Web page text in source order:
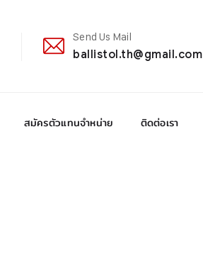
Send Us Mail
ballistol.th@gmail.com
สมัครตัวแทนจำหน่าย ติดต่อเรา